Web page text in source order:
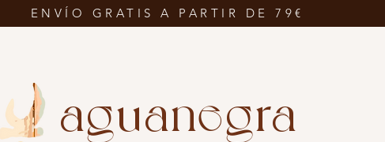
ENVÍO GRATIS A PARTIR DE 79€
aguanegra